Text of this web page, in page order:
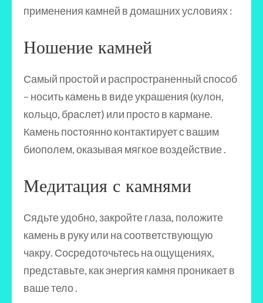
применения камней в домашних условиях :
Ношение камней
Самый простой и распространенный способ
– носить камень в виде украшения (кулон,
кольцо, браслет) или просто в кармане.
Камень постоянно контактирует с вашим
биополем, оказывая мягкое воздействие .
Медитация с камнями
Сядьте удобно, закройте глаза, положите
камень в руку или на соответствующую
чакру. Сосредоточьтесь на ощущениях,
представьте, как энергия камня проникает в
ваше тело .